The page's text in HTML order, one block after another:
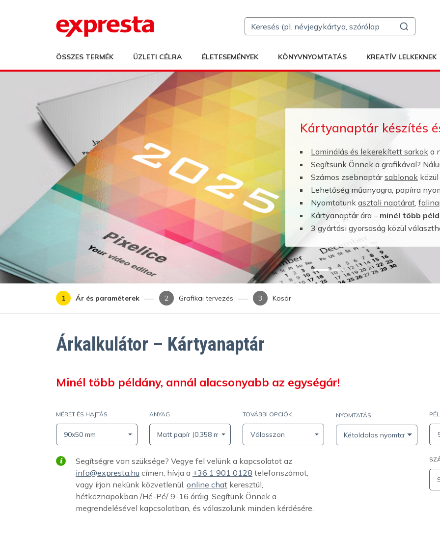
ÖSSZES TERMÉK ÜZLETI CÉLRA ÉLETESEMÉNYEK KÖNYVNYOMTATÁS KREATÍV LELKEKNEK
Kártyanaptár készítés
Laminálás és lekerekített sarkok a
Segítsünk Önnek a grafikával?
Számos zsebnaptársablonok
Lehetőség műanyagra, papírra
Nyomtatunk asztali naptárat,
Kártyanaptár ára – minél több
3 gyártási gyorsaság közül
Ár és paraméterek Grafikai tervezés Kosár
Árkalkulátor – Kártyanaptár
Minél több példány, annál alacsonyabb az egységár!
MÉRET ÉS HAJTÁS
90x50 mm
ANYAG
Matt papír (0,358 mm / 350 g/m²)
TOVÁBBI OPCIÓK
Válasszon
NYOMTATÁS
Kétoldalas nyomtatás
Segítségre van szüksége? Vegye fel velünk a kapcsolatot az
info@expresta.hu címen, hívja a +36 1 901 0128 telefonszámot,
vagy írjon nekünk közvetlenül, online chat keresztül,
hétköznapokban /Hé-Pé/ 9-16 óráig. Segítünk Önnek a
megrendelésével kapcsolatban, és válaszolunk minden kérdésére.